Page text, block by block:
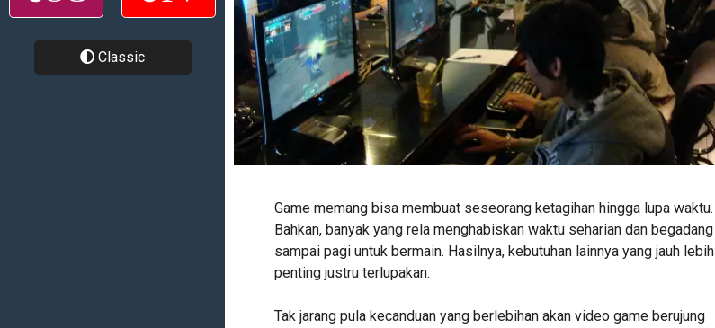
Classic
Game memang bisa membuat seseorang ketagihan hingga lupa waktu.
Bahkan, banyak yang rela menghabiskan waktu seharian dan begadang
sampai pagi untuk bermain. Hasilnya, kebutuhan lainnya yang jauh lebih
penting justru terlupakan.
Tak jarang pula kecanduan yang berlebihan akan video game berujung